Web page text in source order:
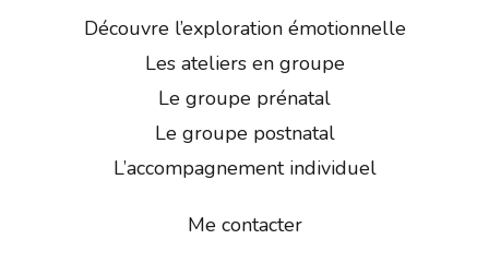
Découvre l’exploration émotionnelle
Les ateliers en groupe
Le groupe prénatal
Le groupe postnatal
L’accompagnement individuel
Me contacter